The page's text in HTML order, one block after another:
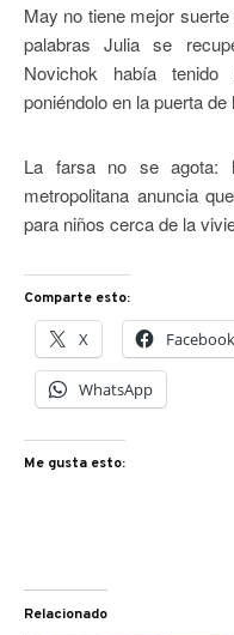
May no tiene mejor
palabras Julia se
Novichok había tenido
poniéndolo en la puerta de
La farsa no se agota:
metropolitana anuncia
para niños cerca de la
Comparte esto:
X Facebook
WhatsApp
Me gusta esto:
Relacionado